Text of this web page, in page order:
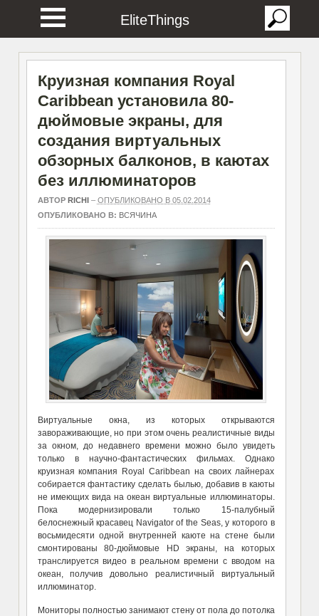
EliteThings
Круизная компания Royal
Caribbean установила 80-
дюймовые экраны, для
создания виртуальных
обзорных балконов, в каютах
без иллюминаторов
АВТОР RICHI– ОПУБЛИКОВАНО В 05.02.2014
ОПУБЛИКОВАНО В: ВСЯЧИНА
Виртуальные окна, из которых открываются
завораживающие, но при этом очень реалистичные виды
за окном, до недавнего времени можно было увидеть
только в научно-фантастических фильмах. Однако
круизная компания Royal Caribbean на своих лайнерах
собирается фантастику сделать былью, добавив в каюты
не имеющих вида на океан виртуальные иллюминаторы.
Пока модернизировали только 15-палубный
белоснежный красавец Navigator of the Seas, у которого в
восьмидесяти одной внутренней каюте на стене были
смонтированы 80-дюймовые HD экраны, на которых
транслируется видео в реальном времени с вводом на
океан, получив довольно реалистичный виртуальный
иллюминатор.
Мониторы полностью занимают стену от пола до потолка